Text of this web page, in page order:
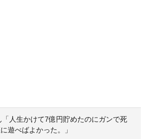
「人生かけて7億円貯めたのにガンで死
遊べばよかった。」